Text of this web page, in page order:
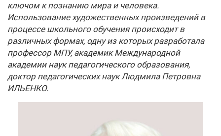
ключом к познанию мира и человека.
Использование художественных произведений в
процессе школьного обучения происходит в
различных формах, одну из которых разработала
профессор МПУ, академик Международной
академии наук педагогического образования,
доктор педагогических наук Людмила Петровна
ИЛЬЕНКО.